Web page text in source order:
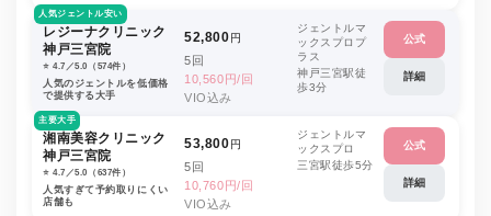
人気ジェントル安い
レジーナクリニック
神戸三宮院
⭐️ 4.7／5.0（574件）
人気のジェントルを低価格
で提供する大手
52,800円
5回
10,560円/回
VIO込み
ジェントルマ
ックスプロプ
ラス
神戸三宮駅徒
歩3分
公式
詳細
主要大手
湘南美容クリニック
神戸三宮院
⭐️ 4.7／5.0（637件）
人気すぎて予約取りにくい
店舗も
53,800円
5回
10,760円/回
VIO込み
ジェントルマ
ックスプロ
三宮駅徒歩5分
公式
詳細